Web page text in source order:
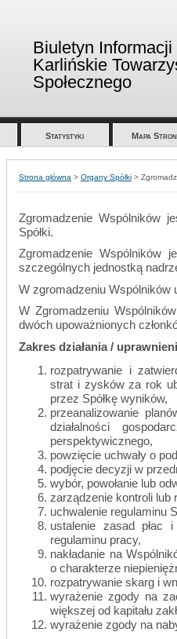
Biuletyn
Karlińskie
Społecznego
Statystyki Mapa
Strona główna > Organy Spółki >
Zgromadzenie Wspólników
Spółki.
Zgromadzenie Wspólników
szczególnych jednostką
W zgromadzeniu Wspólników
W Zgromadzeniu
dwóch upoważnionych
Zakres działania /
rozpatrywanie i
strat i zysków za rok
przez Spółkę wyników,
przeanalizowanie
działalności
perspektywicznego,
powzięcie uchwały o
podjęcie decyzji w
wybór, powołanie lub
zarządzenie kontroli lub
uchwalenie regulaminu
ustalenie zasad płac
regulaminu pracy,
nakładanie na
o charakterze
rozpatrywanie skarg i
wyrażenie zgody na
większej od kapitału
wyrażenie zgody na